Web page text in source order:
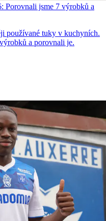
Porovnali jsme 7 výrobků a
používané tuky v kuchyních.
a porovnali je.